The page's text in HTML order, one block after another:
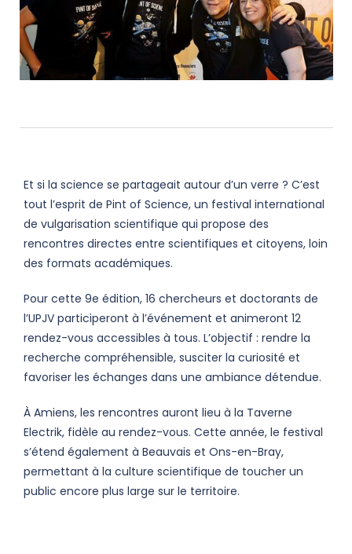
Et si la science se partageait autour d’un verre ? C’est
tout l’esprit de Pint of Science, un festival international
de vulgarisation scientifique qui propose des
rencontres directes entre scientifiques et citoyens, loin
des formats académiques.
Pour cette 9e édition, 16 chercheurs et doctorants de
l’UPJV participeront à l’événement et animeront 12
rendez-vous accessibles à tous. L’objectif : rendre la
recherche compréhensible, susciter la curiosité et
favoriser les échanges dans une ambiance détendue.
À Amiens, les rencontres auront lieu à la Taverne
Electrik, fidèle au rendez-vous. Cette année, le festival
s’étend également à Beauvais et Ons-en-Bray,
permettant à la culture scientifique de toucher un
public encore plus large sur le territoire.